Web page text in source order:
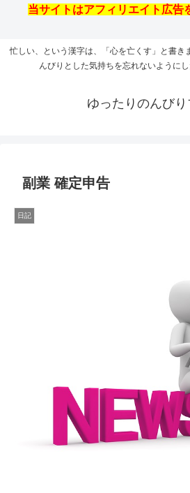
当サイトはアフィリエイト広告
忙しい、という漢字は、「心を亡くす」と書き
んびりとした気持ちを忘れないようにし
ゆったりのんび
副業 確定申告
日記